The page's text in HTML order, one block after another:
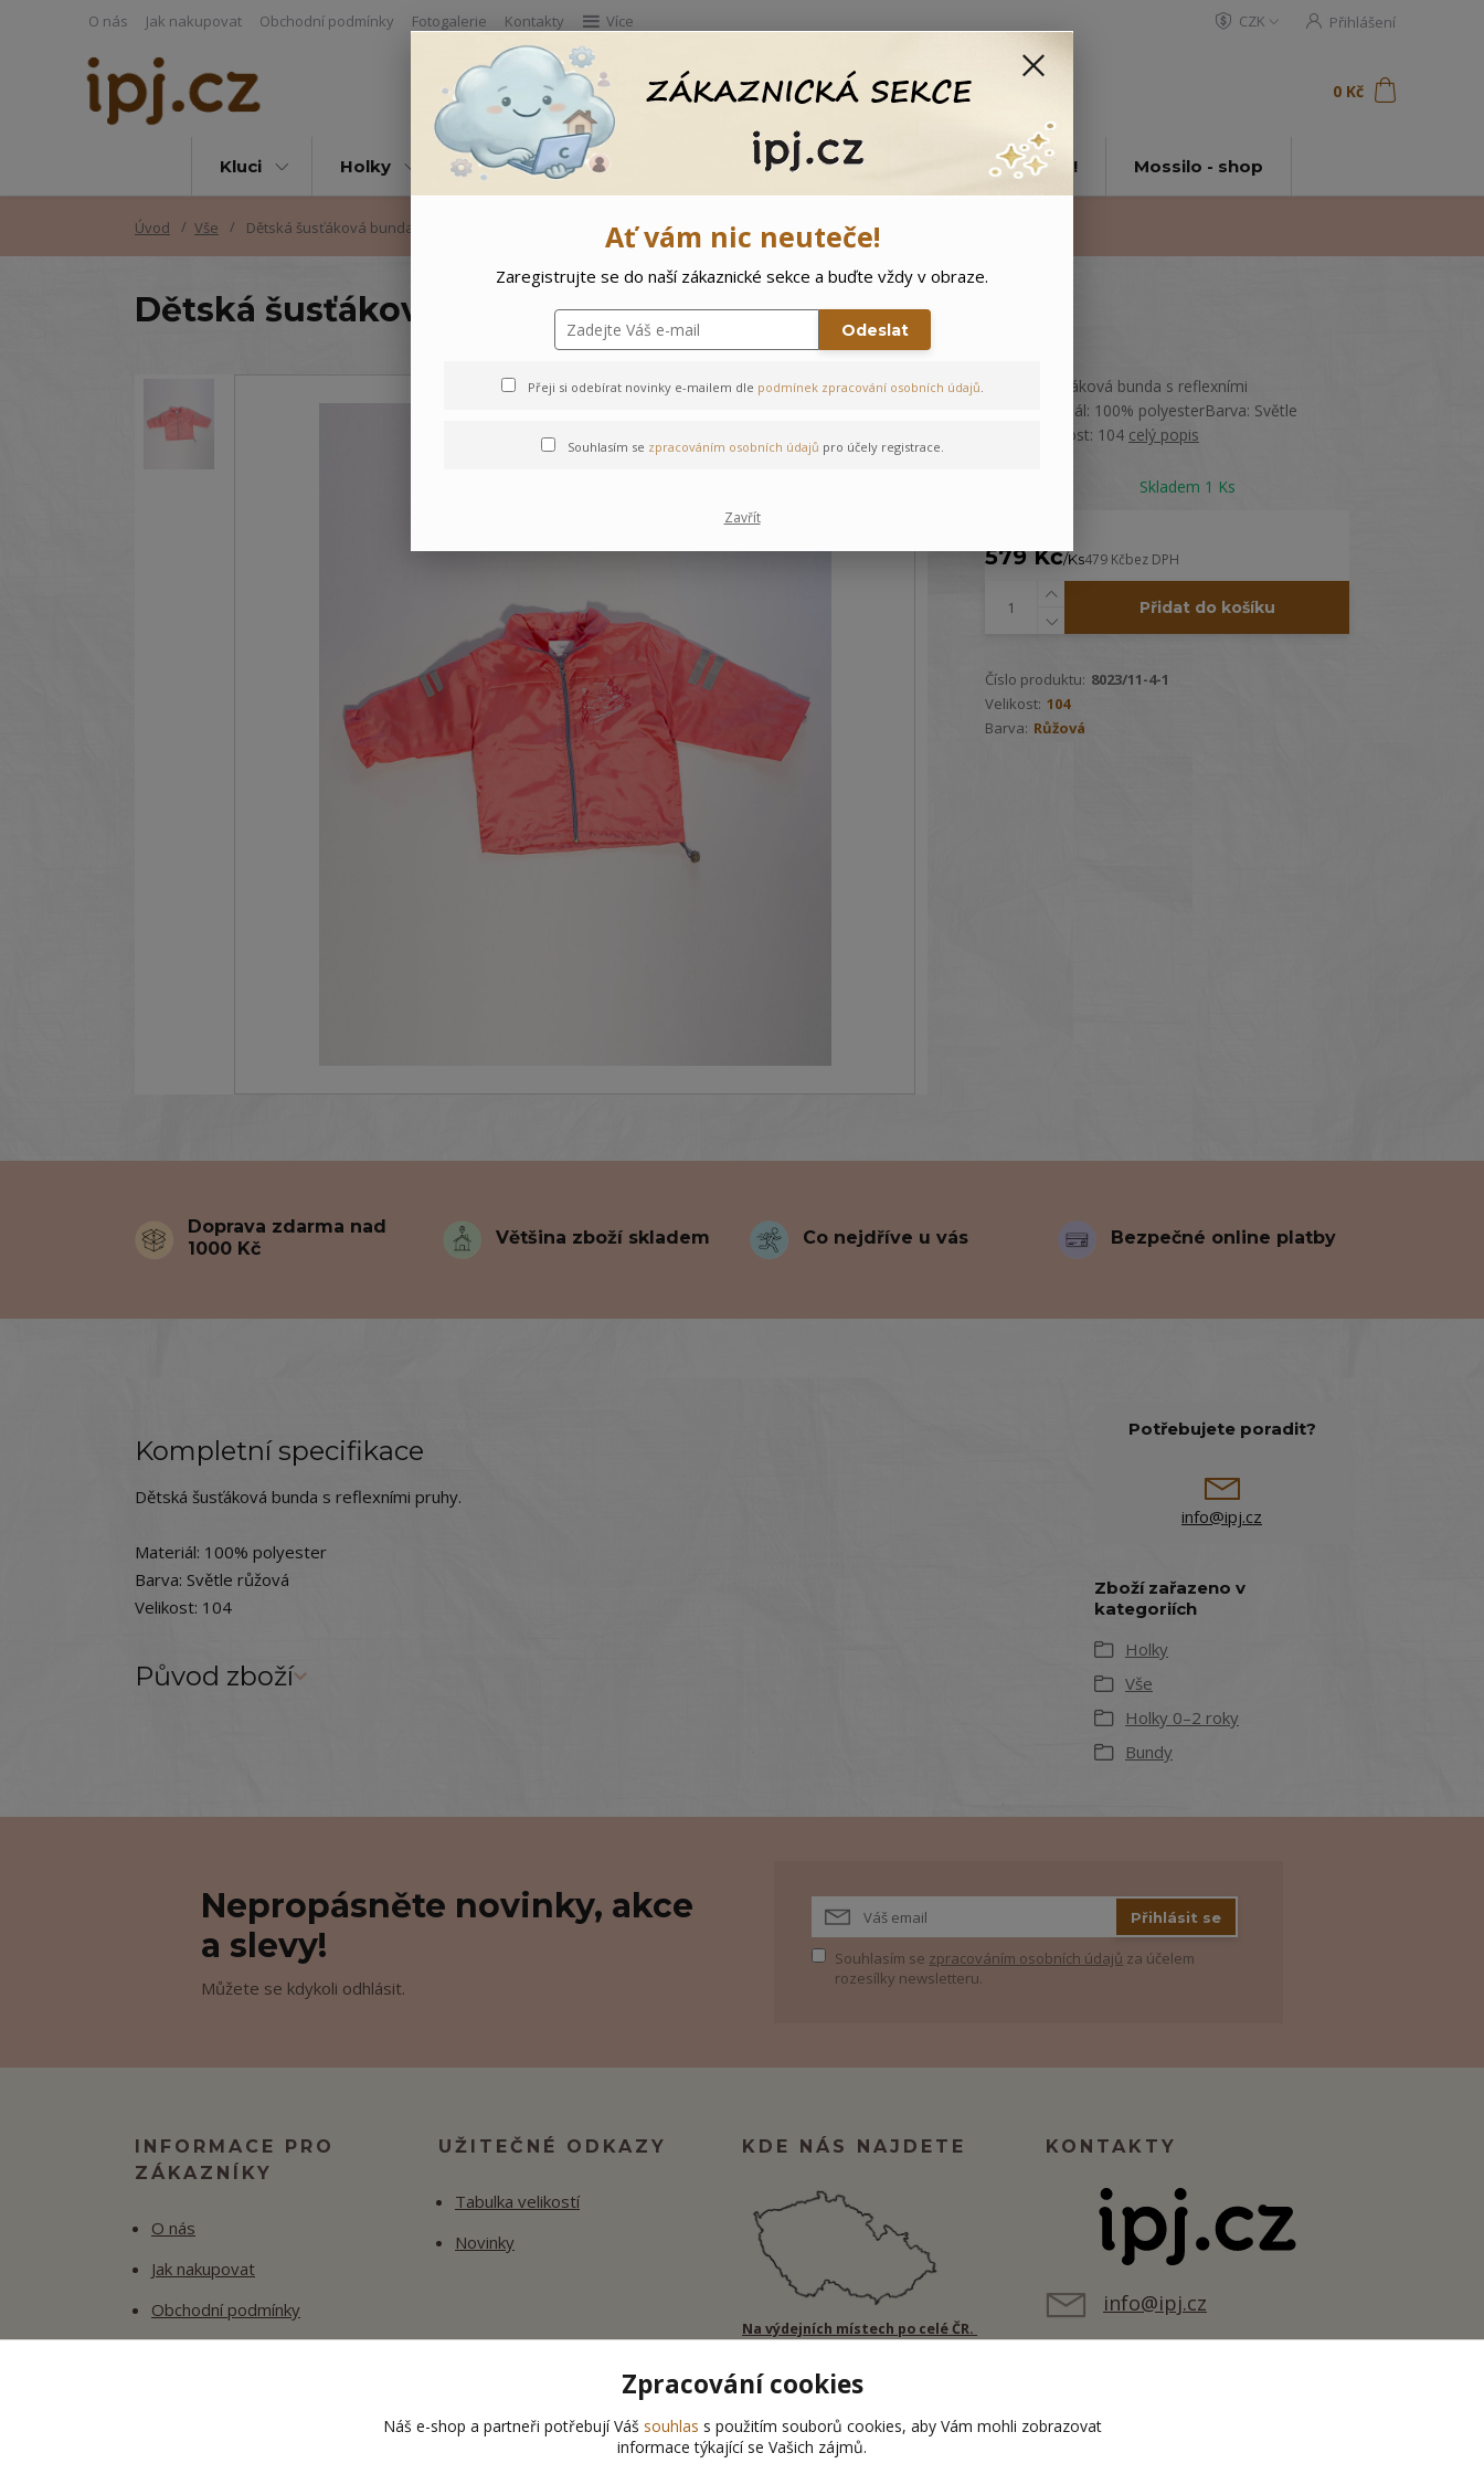
O nás Jak nakupovat Obchodní podmínky Fotogalerie Kontakty Více CZK Přihlášení
Hledat 0 Kč
Kluci Holky Vše Doprodej Ostatní 🌲 Vítejte ve světě Mossilo! Mossilo - shop
Úvod Vše Dětská šusťáková bunda
Dětská šusťáková bunda
Dětská šusťáková bunda s reflexními
pruhy.Materiál: 100% polyesterBarva: Světle
růžováVelikost: 104 celý popis
Skladem 1 Ks
579 Kč/Ks479 Kčbez DPH
Přidat do košíku
Číslo produktu: 8023/11-4-1
Velikost: 104
Barva: Růžová
Doprava zdarma nad
1000 Kč
Většina zboží skladem Co nejdříve u vás Bezpečné online platby
Kompletní specifikace
Dětská šusťáková bunda s reflexními pruhy.
Materiál: 100% polyester
Barva: Světle růžová
Velikost: 104
Původ zboží
Potřebujete poradit?
info@ipj.cz
Zboží zařazeno v
kategoriích
Holky
Vše
Holky 0–2 roky
Bundy
Nepropásněte novinky, akce
a slevy!
Můžete se kdykoli odhlásit.
Přihlásit se
Souhlasím se zpracováním osobních údajů za účelem
rozesílky newsletteru.
INFORMACE PRO
ZÁKAZNÍKY
O nás
Jak nakupovat
Obchodní podmínky
UŽITEČNÉ ODKAZY
Tabulka velikostí
Novinky
KDE NÁS NAJDETE
Na výdejních místech po celé ČR.
KONTAKTY
info@ipj.cz
Ať vám nic neuteče!
Zaregistrujte se do naší zákaznické sekce a buďte vždy v obraze.
Odeslat
Přeji si odebírat novinky e-mailem dle podmínek zpracování osobních údajů.
Souhlasím se zpracováním osobních údajů pro účely registrace.
Zavřít
Zpracování cookies
Náš e-shop a partneři potřebují Váš souhlas s použitím souborů cookies, aby Vám mohli zobrazovat
informace týkající se Vašich zájmů.